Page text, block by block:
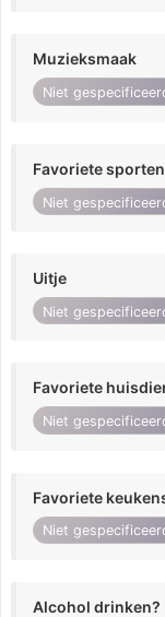
Muzieksmaak
Niet
Favoriete sporten
Niet
Uitje
Niet
Favoriete
Niet
Favoriete
Niet
Alcohol drinken?